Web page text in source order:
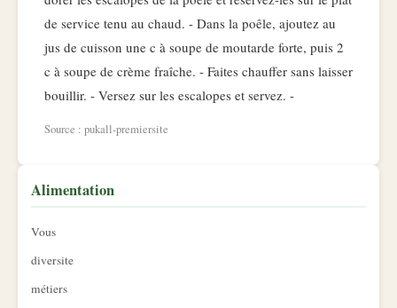
de service tenu au chaud. - Dans la poêle, ajoutez au
jus de cuisson une c à soupe de moutarde forte, puis 2
c à soupe de crème fraîche. - Faites chauffer sans laisser
bouillir. - Versez sur les escalopes et servez. -
Source : pukall-premiersite
Alimentation
Vous
diversite
métiers